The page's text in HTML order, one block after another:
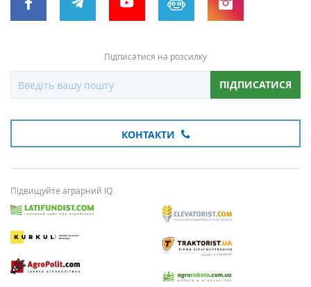
Підписатися на розсилку
ПІДПИСАТИСЯ
КОНТАКТИ
Підвищуйте аграрний IQ